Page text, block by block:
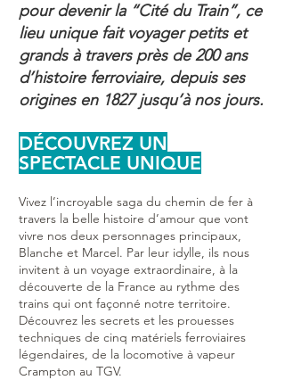
pour devenir la “Cité du Train”, ce
lieu unique fait voyager petits et
grands à travers près de 200 ans
d’histoire ferroviaire, depuis ses
origines en 1827 jusqu’à nos jours.
DÉCOUVREZ UN
SPECTACLE UNIQUE
Vivez l’incroyable saga du chemin de fer à
travers la belle histoire d’amour que vont
vivre nos deux personnages principaux,
Blanche et Marcel. Par leur idylle, ils nous
invitent à un voyage extraordinaire, à la
découverte de la France au rythme des
trains qui ont façonné notre territoire.
Découvrez les secrets et les prouesses
techniques de cinq matériels ferroviaires
légendaires, de la locomotive à vapeur
Crampton au TGV.